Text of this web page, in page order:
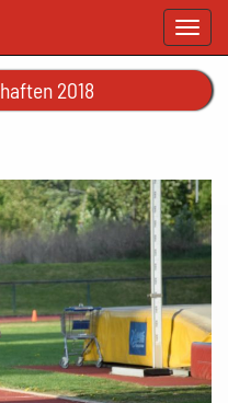
Toggle
2018